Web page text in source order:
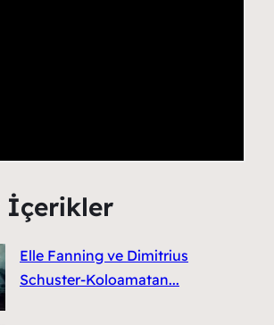
İçerikler
Elle Fanning ve Dimitrius
Schuster-Koloamatan...